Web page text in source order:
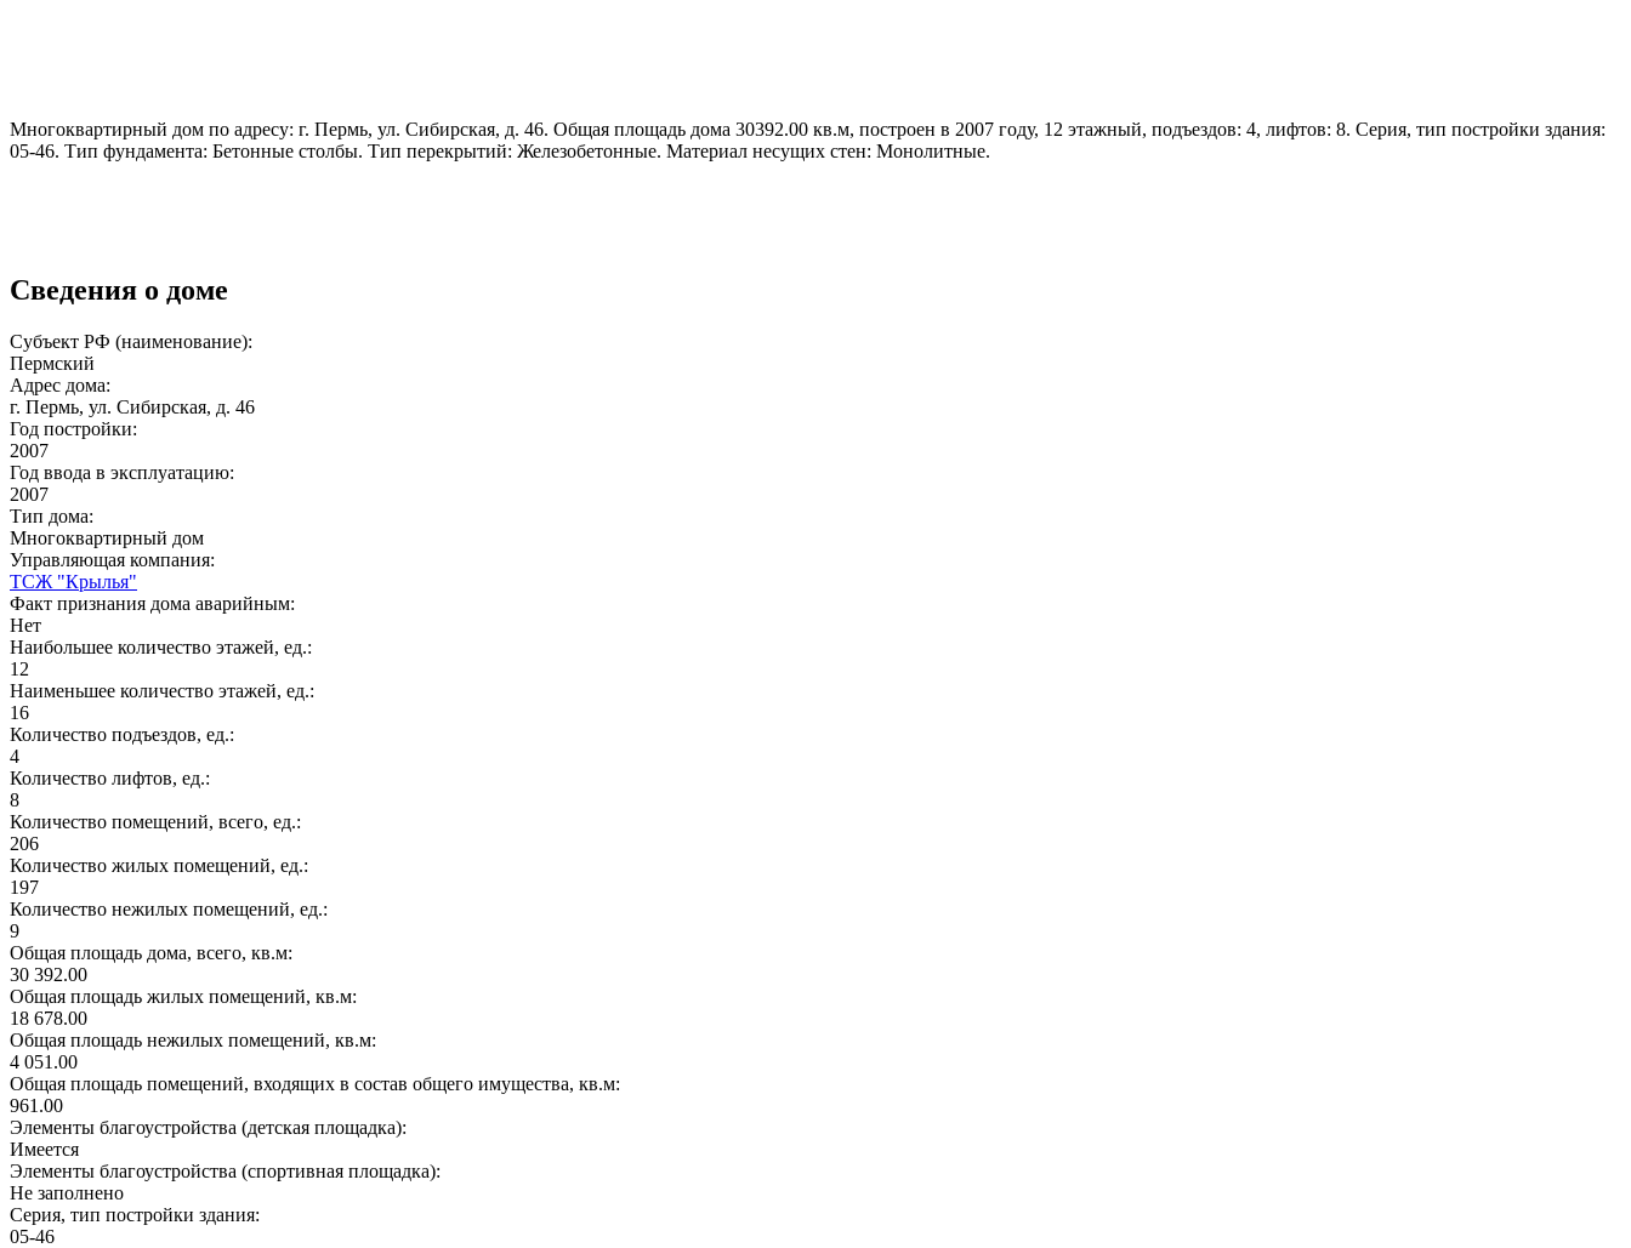
Многоквартирный дом по адресу: г. Пермь, ул. Сибирская, д. 46. Общая площадь дома 30392.00 кв.м, построен в 2007 году, 12 этажный, подъездов: 4, лифтов: 8. Серия, тип постройки здания:
05-46. Тип фундамента: Бетонные столбы. Тип перекрытий: Железобетонные. Материал несущих стен: Монолитные.
Сведения о доме
Субъект РФ (наименование):
Пермский
Адрес дома:
г. Пермь, ул. Сибирская, д. 46
Год постройки:
2007
Год ввода в эксплуатацию:
2007
Тип дома:
Многоквартирный дом
Управляющая компания:
ТСЖ "Крылья"
Факт признания дома аварийным:
Нет
Наибольшее количество этажей, ед.:
12
Наименьшее количество этажей, ед.:
16
Количество подъездов, ед.:
4
Количество лифтов, ед.:
8
Количество помещений, всего, ед.:
206
Количество жилых помещений, ед.:
197
Количество нежилых помещений, ед.:
9
Общая площадь дома, всего, кв.м:
30 392.00
Общая площадь жилых помещений, кв.м:
18 678.00
Общая площадь нежилых помещений, кв.м:
4 051.00
Общая площадь помещений, входящих в состав общего имущества, кв.м:
961.00
Элементы благоустройства (детская площадка):
Имеется
Элементы благоустройства (спортивная площадка):
Не заполнено
Серия, тип постройки здания:
05-46